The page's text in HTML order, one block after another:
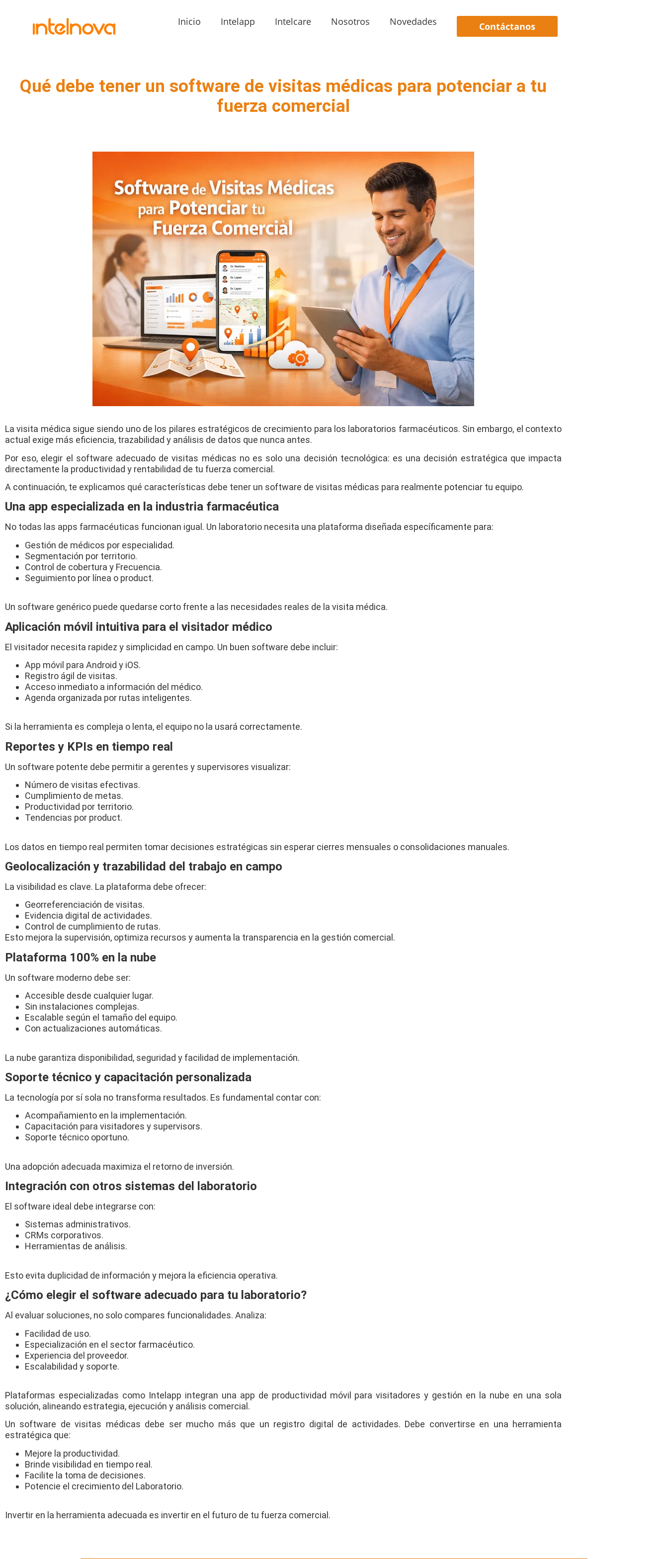
Inicio Intelapp Intelcare Nosotros Novedades Contáctanos
Qué debe tener un software de visitas médicas para potenciar a tu
fuerza comercial
La visita médica sigue siendo uno de los pilares estratégicos de crecimiento para los laboratorios farmacéuticos. Sin embargo, el contexto
actual exige más eficiencia, trazabilidad y análisis de datos que nunca antes.
Por eso, elegir el software adecuado de visitas médicas no es solo una decisión tecnológica: es una decisión estratégica que impacta
directamente la productividad y rentabilidad de tu fuerza comercial.
A continuación, te explicamos qué características debe tener un software de visitas médicas para realmente potenciar tu equipo.
Una app especializada en la industria farmacéutica
No todas las apps farmacéuticas funcionan igual. Un laboratorio necesita una plataforma diseñada específicamente para:
Gestión de médicos por especialidad.
Segmentación por territorio.
Control de cobertura y Frecuencia.
Seguimiento por línea o product.
Un software genérico puede quedarse corto frente a las necesidades reales de la visita médica.
Aplicación móvil intuitiva para el visitador médico
El visitador necesita rapidez y simplicidad en campo. Un buen software debe incluir:
App móvil para Android y iOS.
Registro ágil de visitas.
Acceso inmediato a información del médico.
Agenda organizada por rutas inteligentes.
Si la herramienta es compleja o lenta, el equipo no la usará correctamente.
Reportes y KPIs en tiempo real
Un software potente debe permitir a gerentes y supervisores visualizar:
Número de visitas efectivas.
Cumplimiento de metas.
Productividad por territorio.
Tendencias por product.
Los datos en tiempo real permiten tomar decisiones estratégicas sin esperar cierres mensuales o consolidaciones manuales.
Geolocalización y trazabilidad del trabajo en campo
La visibilidad es clave. La plataforma debe ofrecer:
Georreferenciación de visitas.
Evidencia digital de actividades.
Control de cumplimiento de rutas.
Esto mejora la supervisión, optimiza recursos y aumenta la transparencia en la gestión comercial.
Plataforma 100% en la nube
Un software moderno debe ser:
Accesible desde cualquier lugar.
Sin instalaciones complejas.
Escalable según el tamaño del equipo.
Con actualizaciones automáticas.
La nube garantiza disponibilidad, seguridad y facilidad de implementación.
Soporte técnico y capacitación personalizada
La tecnología por sí sola no transforma resultados. Es fundamental contar con:
Acompañamiento en la implementación.
Capacitación para visitadores y supervisors.
Soporte técnico oportuno.
Una adopción adecuada maximiza el retorno de inversión.
Integración con otros sistemas del laboratorio
El software ideal debe integrarse con:
Sistemas administrativos.
CRMs corporativos.
Herramientas de análisis.
Esto evita duplicidad de información y mejora la eficiencia operativa.
¿Cómo elegir el software adecuado para tu laboratorio?
Al evaluar soluciones, no solo compares funcionalidades. Analiza:
Facilidad de uso.
Especialización en el sector farmacéutico.
Experiencia del proveedor.
Escalabilidad y soporte.
Plataformas especializadas como Intelapp integran una app de productividad móvil para visitadores y gestión en la nube en una sola
solución, alineando estrategia, ejecución y análisis comercial.
Un software de visitas médicas debe ser mucho más que un registro digital de actividades. Debe convertirse en una herramienta
estratégica que:
Mejore la productividad.
Brinde visibilidad en tiempo real.
Facilite la toma de decisiones.
Potencie el crecimiento del Laboratorio.
Invertir en la herramienta adecuada es invertir en el futuro de tu fuerza comercial.